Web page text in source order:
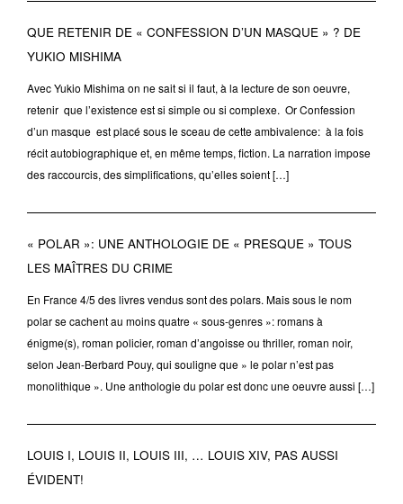
QUE RETENIR DE « CONFESSION D’UN MASQUE » ? DE
YUKIO MISHIMA
Avec Yukio Mishima on ne sait si il faut, à la lecture de son oeuvre,
retenir que l’existence est si simple ou si complexe. Or Confession
d’un masque est placé sous le sceau de cette ambivalence: à la fois
récit autobiographique et, en même temps, fiction. La narration impose
des raccourcis, des simplifications, qu’elles soient […]
« POLAR »: UNE ANTHOLOGIE DE « PRESQUE » TOUS
LES MAÎTRES DU CRIME
En France 4/5 des livres vendus sont des polars. Mais sous le nom
polar se cachent au moins quatre « sous-genres »: romans à
énigme(s), roman policier, roman d’angoisse ou thriller, roman noir,
selon Jean-Berbard Pouy, qui souligne que » le polar n’est pas
monolithique ». Une anthologie du polar est donc une oeuvre aussi […]
LOUIS I, LOUIS II, LOUIS III, … LOUIS XIV, PAS AUSSI
ÉVIDENT!